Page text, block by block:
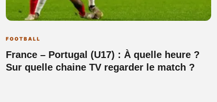
FOOTBALL
France – Portugal (U17) : À quelle heure ?
Sur quelle chaine TV regarder le match ?